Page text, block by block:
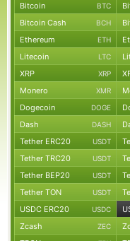
Bitcoin BTC
Bitcoin Cash BCH
Ethereum ETH
Litecoin LTC
XRP XRP
Monero XMR
Dogecoin DOGE
Dash DASH
Tether ERC20 USDT
Tether TRC20 USDT
Tether BEP20 USDT
Tether TON USDT
USDC ERC20 USDC
Zcash ZEC